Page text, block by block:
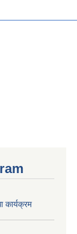
कार्यक्रम